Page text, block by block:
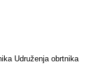
Udruženja obrtnika